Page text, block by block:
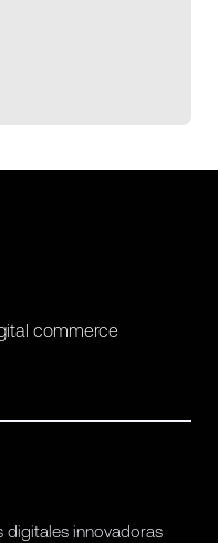
commerce
digitales innovadoras